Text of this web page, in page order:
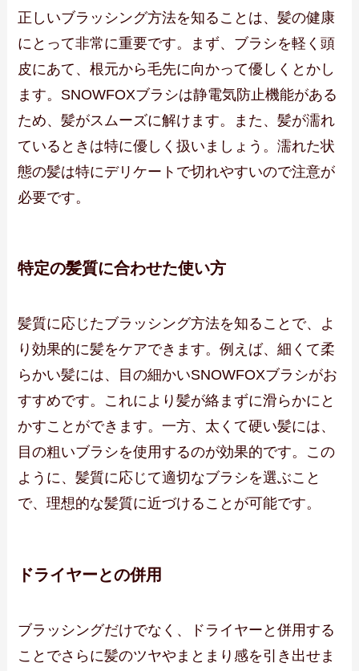
正しいブラッシング方法を知ることは、髪の健康
にとって非常に重要です。まず、ブラシを軽く頭
皮にあて、根元から毛先に向かって優しくとかし
ます。SNOWFOXブラシは静電気防止機能がある
ため、髪がスムーズに解けます。また、髪が濡れ
ているときは特に優しく扱いましょう。濡れた状
態の髪は特にデリケートで切れやすいので注意が
必要です。
特定の髪質に合わせた使い方
髪質に応じたブラッシング方法を知ることで、よ
り効果的に髪をケアできます。例えば、細くて柔
らかい髪には、目の細かいSNOWFOXブラシがお
すすめです。これにより髪が絡まずに滑らかにと
かすことができます。一方、太くて硬い髪には、
目の粗いブラシを使用するのが効果的です。この
ように、髪質に応じて適切なブラシを選ぶこと
で、理想的な髪質に近づけることが可能です。
ドライヤーとの併用
ブラッシングだけでなく、ドライヤーと併用する
ことでさらに髪のツヤやまとまり感を引き出せま